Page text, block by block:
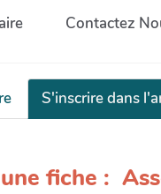
Contactez
S'inscrire dans
fiche :